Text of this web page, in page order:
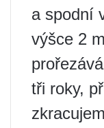
a spodní
výšce 2
tři roky,